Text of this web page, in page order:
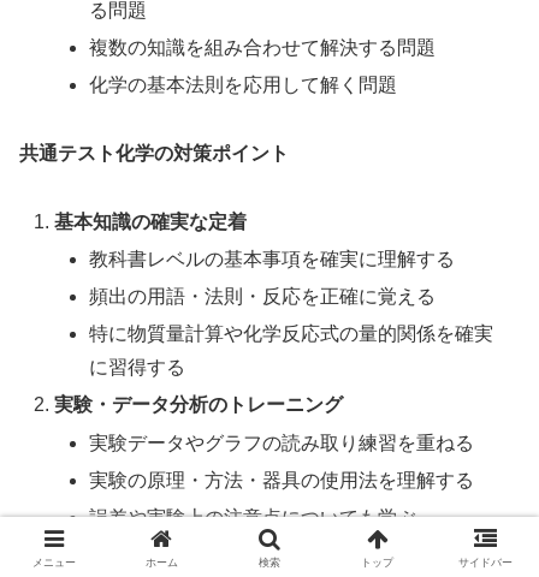
る問題
複数の知識を組み合わせて解決する問題
化学の基本法則を応用して解く問題
共通テスト化学の対策ポイント
基本知識の確実な定着
教科書レベルの基本事項を確実に理解する
頻出の用語・法則・反応を正確に覚える
特に物質量計算や化学反応式の量的関係を確実
に習得する
実験・データ分析のトレーニング
実験データやグラフの読み取り練習を重ねる
実験の原理・方法・器具の使用法を理解する
誤差や実験上の注意点についても学ぶ
時間配分の練習
メニュー ホーム 検索 トップ サイドバー